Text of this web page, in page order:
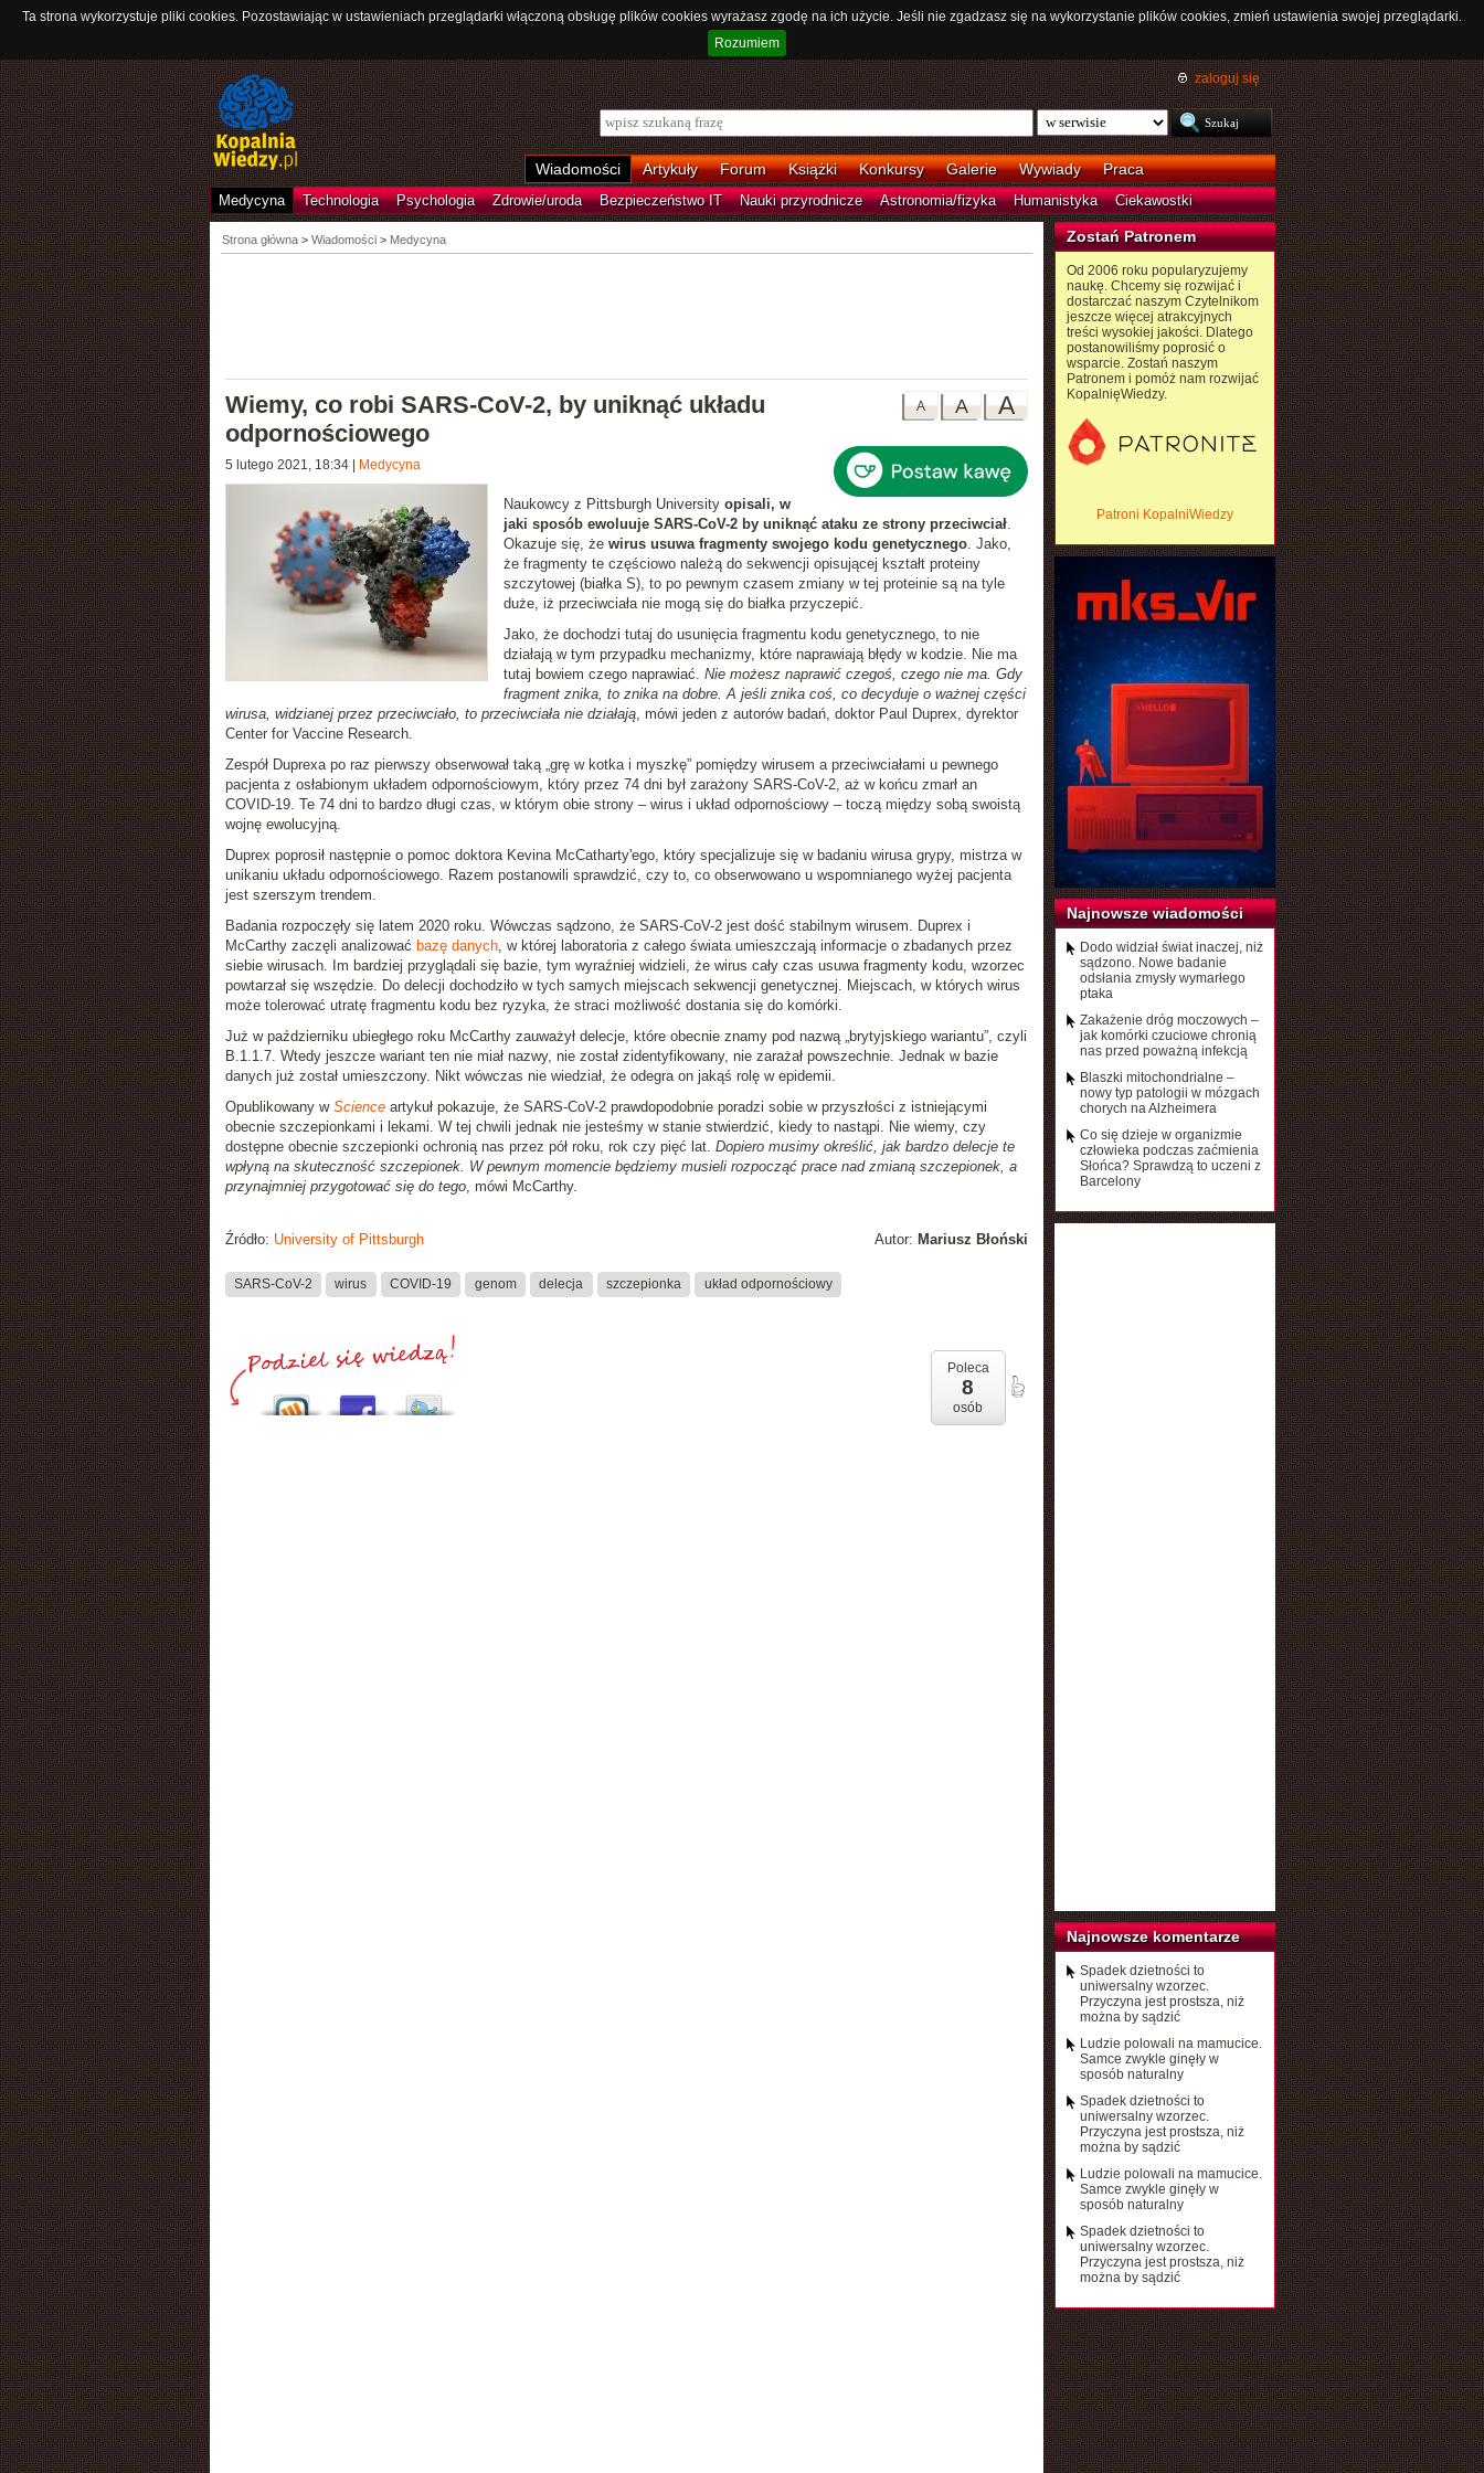
Ta strona wykorzystuje pliki cookies. Pozostawiając w ustawieniach przeglądarki włączoną obsługę plików cookies wyrażasz zgodę na ich użycie. Jeśli nie zgadzasz się na wykorzystanie plików cookies, zmień ustawienia swojej przeglądarki.
Rozumiem
zaloguj się
Wiadomości Artykuły Forum Książki Konkursy Galerie Wywiady Praca
Medycyna Technologia Psychologia Zdrowie/uroda Bezpieczeństwo IT Nauki przyrodnicze Astronomia/fizyka Humanistyka Ciekawostki
Strona główna> Wiadomości > Medycyna
A
A
A
Wiemy, co robi SARS-CoV-2, by uniknąć układu
odpornościowego
5 lutego 2021, 18:34| Medycyna
Naukowcy z Pittsburgh University opisali, w
jaki sposób ewoluuje SARS-CoV-2 by uniknąć ataku ze strony przeciwciał.
Okazuje się, że wirus usuwa fragmenty swojego kodu genetycznego. Jako,
że fragmenty te częściowo należą do sekwencji opisującej kształt proteiny
szczytowej (białka S), to po pewnym czasem zmiany w tej proteinie są na tyle
duże, iż przeciwciała nie mogą się do białka przyczepić.
Jako, że dochodzi tutaj do usunięcia fragmentu kodu genetycznego, to nie
działają w tym przypadku mechanizmy, które naprawiają błędy w kodzie. Nie ma
tutaj bowiem czego naprawiać. Nie możesz naprawić czegoś, czego nie ma. Gdy
fragment znika, to znika na dobre. A jeśli znika coś, co decyduje o ważnej części
wirusa, widzianej przez przeciwciało, to przeciwciała nie działają, mówi jeden z autorów badań, doktor Paul Duprex, dyrektor
Center for Vaccine Research.
Zespół Duprexa po raz pierwszy obserwował taką „grę w kotka i myszkę” pomiędzy wirusem a przeciwciałami u pewnego
pacjenta z osłabionym układem odpornościowym, który przez 74 dni był zarażony SARS-CoV-2, aż w końcu zmarł an
COVID-19. Te 74 dni to bardzo długi czas, w którym obie strony – wirus i układ odpornościowy – toczą między sobą swoistą
wojnę ewolucyjną.
Duprex poprosił następnie o pomoc doktora Kevina McCatharty'ego, który specjalizuje się w badaniu wirusa grypy, mistrza w
unikaniu układu odpornościowego. Razem postanowili sprawdzić, czy to, co obserwowano u wspomnianego wyżej pacjenta
jest szerszym trendem.
Badania rozpoczęły się latem 2020 roku. Wówczas sądzono, że SARS-CoV-2 jest dość stabilnym wirusem. Duprex i
McCarthy zaczęli analizować bazę danych, w której laboratoria z całego świata umieszczają informacje o zbadanych przez
siebie wirusach. Im bardziej przyglądali się bazie, tym wyraźniej widzieli, że wirus cały czas usuwa fragmenty kodu, wzorzec
powtarzał się wszędzie. Do delecji dochodziło w tych samych miejscach sekwencji genetycznej. Miejscach, w których wirus
może tolerować utratę fragmentu kodu bez ryzyka, że straci możliwość dostania się do komórki.
Już w październiku ubiegłego roku McCarthy zauważył delecje, które obecnie znamy pod nazwą „brytyjskiego wariantu”, czyli
B.1.1.7. Wtedy jeszcze wariant ten nie miał nazwy, nie został zidentyfikowany, nie zarażał powszechnie. Jednak w bazie
danych już został umieszczony. Nikt wówczas nie wiedział, że odegra on jakąś rolę w epidemii.
Opublikowany w Scienceartykuł pokazuje, że SARS-CoV-2 prawdopodobnie poradzi sobie w przyszłości z istniejącymi
obecnie szczepionkami i lekami. W tej chwili jednak nie jesteśmy w stanie stwierdzić, kiedy to nastąpi. Nie wiemy, czy
dostępne obecnie szczepionki ochronią nas przez pół roku, rok czy pięć lat. Dopiero musimy określić, jak bardzo delecje te
wpłyną na skuteczność szczepionek. W pewnym momencie będziemy musieli rozpocząć prace nad zmianą szczepionek, a
przynajmniej przygotować się do tego, mówi McCarthy.
Autor: Mariusz Błoński
Źródło: University of Pittsburgh
SARS-CoV-2 wirus COVID-19 genom delecja szczepionka układ odpornościowy
Poleca
8
osób
Zostań Patronem
Od 2006 roku popularyzujemy
naukę. Chcemy się rozwijać i
dostarczać naszym Czytelnikom
jeszcze więcej atrakcyjnych
treści wysokiej jakości. Dlatego
postanowiliśmy poprosić o
wsparcie. Zostań naszym
Patronem i pomóż nam rozwijać
KopalnięWiedzy.
Patroni KopalniWiedzy
Najnowsze wiadomości
Dodo widział świat inaczej, niż
sądzono. Nowe badanie
odsłania zmysły wymarłego
ptaka
Zakażenie dróg moczowych –
jak komórki czuciowe chronią
nas przed poważną infekcją
Blaszki mitochondrialne –
nowy typ patologii w mózgach
chorych na Alzheimera
Co się dzieje w organizmie
człowieka podczas zaćmienia
Słońca? Sprawdzą to uczeni z
Barcelony
Najnowsze komentarze
Spadek dzietności to
uniwersalny wzorzec.
Przyczyna jest prostsza, niż
można by sądzić
Ludzie polowali na mamucice.
Samce zwykle ginęły w
sposób naturalny
Spadek dzietności to
uniwersalny wzorzec.
Przyczyna jest prostsza, niż
można by sądzić
Ludzie polowali na mamucice.
Samce zwykle ginęły w
sposób naturalny
Spadek dzietności to
uniwersalny wzorzec.
Przyczyna jest prostsza, niż
można by sądzić